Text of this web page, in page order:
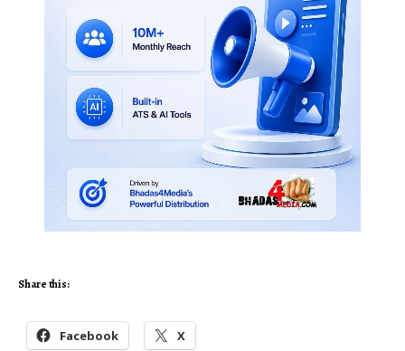
Share this:
Facebook X